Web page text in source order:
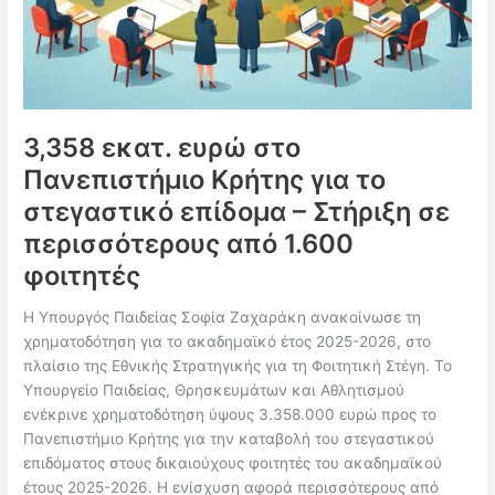
3,358 εκατ. ευρώ στο
Πανεπιστήμιο Κρήτης για το
στεγαστικό επίδομα – Στήριξη σε
περισσότερους από 1.600
φοιτητές
Η Υπουργός Παιδείας Σοφία Ζαχαράκη ανακοίνωσε τη
χρηματοδότηση για το ακαδημαϊκό έτος 2025-2026, στο
πλαίσιο της Εθνικής Στρατηγικής για τη Φοιτητική Στέγη. Το
Υπουργείο Παιδείας, Θρησκευμάτων και Αθλητισμού
ενέκρινε χρηματοδότηση ύψους 3.358.000 ευρώ προς το
Πανεπιστήμιο Κρήτης για την καταβολή του στεγαστικού
επιδόματος στους δικαιούχους φοιτητές του ακαδημαϊκού
έτους 2025-2026. Η ενίσχυση αφορά περισσότερους από